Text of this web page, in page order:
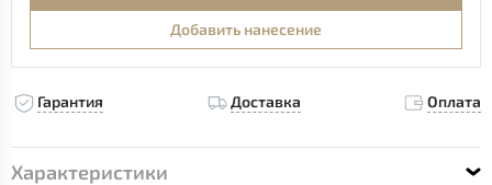
Добавить нанесение
Гарантия Доставка Оплата
Характеристики